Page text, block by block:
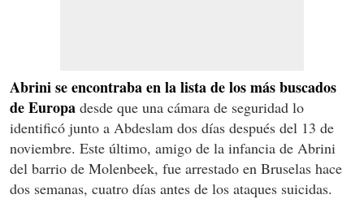
Abrini se encontraba en la lista de los más buscados
de Europa desde que una cámara de seguridad lo
identificó junto a Abdeslam dos días después del 13 de
noviembre. Este último, amigo de la infancia de Abrini
del barrio de Molenbeek, fue arrestado en Bruselas hace
dos semanas, cuatro días antes de los ataques suicidas.